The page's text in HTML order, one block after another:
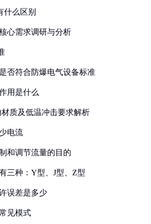
什么区别
心需求调研与分析
否符合防爆电气设备标准
用是什么
材质及低温冲击要求解析
电流
和调节流量的目的
三种：Y型、J型、Z型
误差是多少
见模式